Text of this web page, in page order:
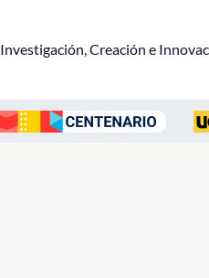
Investigación, Creación e